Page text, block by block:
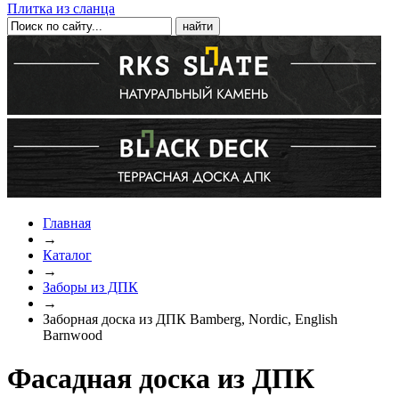
Плитка из сланца
Главная
→
Каталог
→
Заборы из ДПК
→
Заборная доска из ДПК Bamberg, Nordic, English
Barnwood
Фасадная доска из ДПК